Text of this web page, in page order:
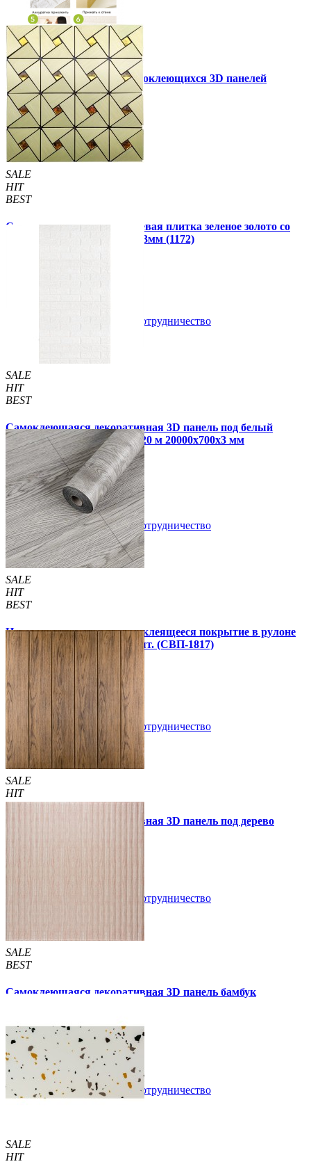
Инструкция установки самоклеющихся 3D панелей
Другие так же купили
SALE
HIT
BEST
Самоклеющаяся алюминиевая плитка зеленое золото со
стразами мозаика 300х300х3мм (1172)
В закладки Сотрудничество
SALE
HIT
BEST
Самоклеющаяся декоративная 3D панель под белый
матовый кирпич в рулоне 20 м 20000x700x3 мм
1 850 грн./шт 2 899 грн./шт
Купить В закладки Сотрудничество
SALE
HIT
BEST
Напольное виниловое самоклеящееся покрытие в рулоне
3000х600х1,5мм, цена за 1 шт. (СВП-1817)
990 грн. 1 390 грн.
Купить В закладки Сотрудничество
SALE
HIT
Самоклеющаяся декоративная 3D панель под дерево
Сотрудничество
SALE
BEST
Самоклеющаяся декоративная 3D панель бамбук
129 грн. /шт 160 грн. /шт
Купить В закладки Сотрудничество
SALE
HIT